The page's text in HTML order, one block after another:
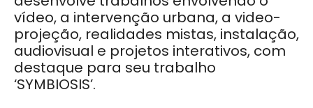
vídeo, a intervenção urbana, a video-
projeção, realidades mistas, instalação,
audiovisual e projetos interativos, com
destaque para seu trabalho
‘SYMBIOSIS’.